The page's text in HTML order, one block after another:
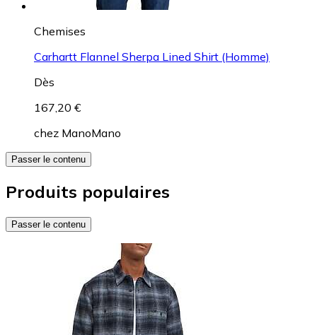
Chemises
Carhartt Flannel Sherpa Lined Shirt (Homme)
Dès
167,20 €
chez ManoMano
Passer le contenu
Produits populaires
Passer le contenu